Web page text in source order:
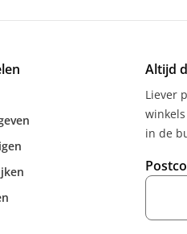
Altijd
Liever
in de